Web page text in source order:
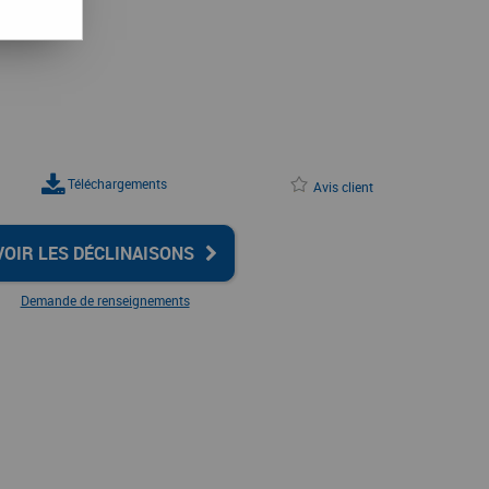
Téléchargements Avis client
LES DÉCLINAISONS
Demande de renseignements